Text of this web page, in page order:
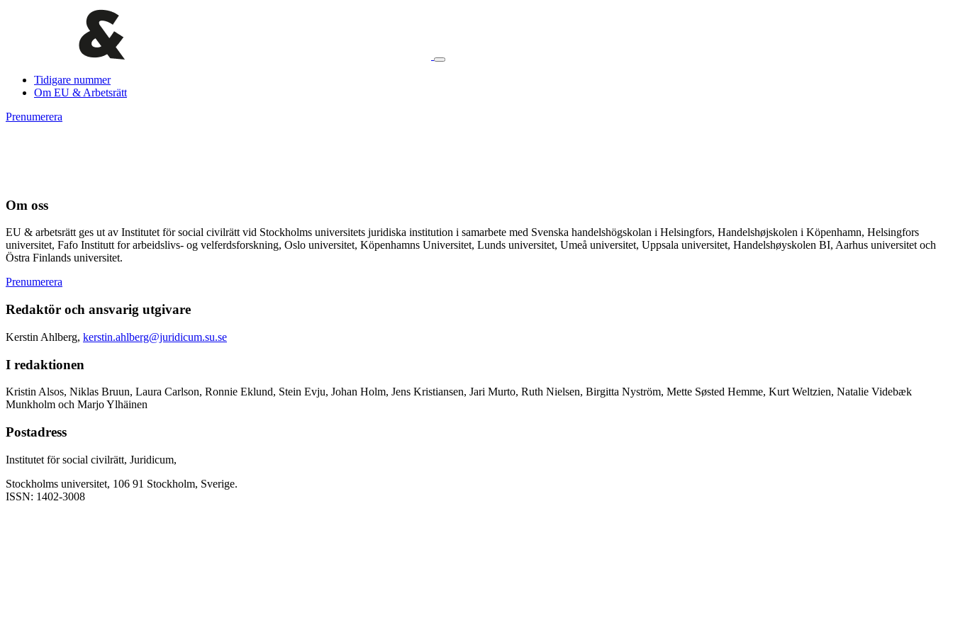
Tidigare nummer
Om EU & Arbetsrätt
Prenumerera
Om oss
EU & arbetsrätt ges ut av Institutet för social civilrätt vid Stockholms universitets juridiska institution i samarbete med Svenska handelshögskolan i Helsingfors, Handelshøjskolen i Köpenhamn, Helsingfors
universitet, Fafo Institutt for arbeidslivs- og velferdsforskning, Oslo universitet, Köpenhamns Universitet, Lunds universitet, Umeå universitet, Uppsala universitet, Handelshøyskolen BI, Aarhus universitet och
Östra Finlands universitet.
Prenumerera
Redaktör och ansvarig utgivare
Kerstin Ahlberg, kerstin.ahlberg@juridicum.su.se
I redaktionen
Kristin Alsos, Niklas Bruun, Laura Carlson, Ronnie Eklund, Stein Evju, Johan Holm, Jens Kristiansen, Jari Murto, Ruth Nielsen, Birgitta Nyström, Mette Søsted Hemme, Kurt Weltzien, Natalie Videbæk
Munkholm och Marjo Ylhäinen
Postadress
Institutet för social civilrätt, Juridicum,
Stockholms universitet, 106 91 Stockholm, Sverige.
ISSN: 1402-3008